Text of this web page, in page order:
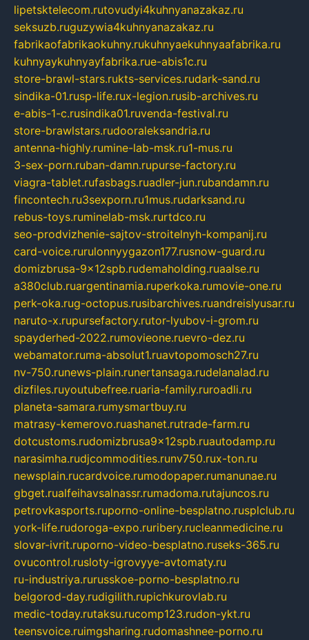
lipetsktelecom.rutovudyi4kuhnyanazakaz.ru
seksuzb.ruguzywia4kuhnyanazakaz.ru
fabrikaofabrikaokuhny.rukuhnyaekuhnyaafabrika.ru
kuhnyaykuhnyayfabrika.rue-abis1c.ru
store-brawl-stars.rukts-services.rudark-sand.ru
sindika-01.rusp-life.rux-legion.rusib-archives.ru
e-abis-1-c.rusindika01.ruvenda-festival.ru
store-brawlstars.rudooraleksandria.ru
antenna-highly.rumine-lab-msk.ru1-mus.ru
3-sex-porn.ruban-damn.rupurse-factory.ru
viagra-tablet.rufasbags.ruadler-jun.rubandamn.ru
fincontech.ru3sexporn.ru1mus.rudarksand.ru
rebus-toys.ruminelab-msk.rurtdco.ru
seo-prodvizhenie-sajtov-stroitelnyh-kompanij.ru
card-voice.rurulonnyygazon177.rusnow-guard.ru
domizbrusa-9x12spb.rudemaholding.ruaalse.ru
a380club.ruargentinamia.ruperkoka.rumovie-one.ru
perk-oka.rug-octopus.rusibarchives.ruandreislyusar.ru
naruto-x.rupursefactory.rutor-lyubov-i-grom.ru
spayderhed-2022.rumovieone.ruevro-dez.ru
webamator.ruma-absolut1.ruavtopomosch27.ru
nv-750.runews-plain.runertansaga.rudelanalad.ru
dizfiles.ruyoutubefree.ruaria-family.ruroadli.ru
planeta-samara.rumysmartbuy.ru
matrasy-kemerovo.ruashanet.rutrade-farm.ru
dotcustoms.rudomizbrusa9x12spb.ruautodamp.ru
narasimha.rudjcommodities.runv750.rux-ton.ru
newsplain.rucardvoice.rumodopaper.rumanunae.ru
gbget.rualfeihavsalnassr.rumadoma.rutajuncos.ru
petrovkasports.ruporno-online-besplatno.rusplclub.ru
york-life.rudoroga-expo.ruribery.rucleanmedicine.ru
slovar-ivrit.ruporno-video-besplatno.ruseks-365.ru
ovucontrol.rusloty-igrovyye-avtomaty.ru
ru-industriya.rurusskoe-porno-besplatno.ru
belgorod-day.rudigilith.rupichkurovlab.ru
medic-today.rutaksu.rucomp123.rudon-ykt.ru
teensvoice.ruimgsharing.rudomashnee-porno.ru